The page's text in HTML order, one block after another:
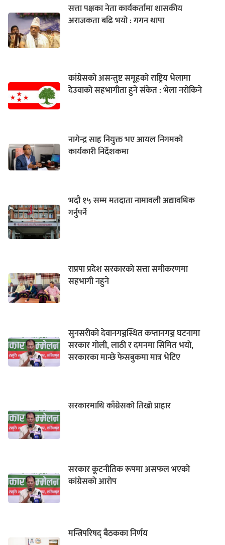
सत्ता पक्षका नेता कार्यकर्तामा शासकीय
अराजकता बढि भयो : गगन थापा
कांग्रेसको असन्तुष्ट समूहको राष्ट्रिय भेलामा
देउवाको सहभागीता हुने संकेत : भेला नरोकिने
नागेन्द्र साह नियुक्त भए आयल निगमको
कार्यकारी निर्देशकमा
भदौ १५ सम्म मतदाता नामावली अद्यावधिक
गर्नुपर्ने
राप्रपा प्रदेश सरकारको सत्ता समीकरणमा
सहभागी नहुने
सुनसरीको देवानगञ्जस्थित कप्तानगञ्ज घटनामा
सरकार गोली, लाठी र दमनमा सिमित भयो,
सरकारका मान्छे फेसबुकमा मात्र भेटिए
सरकारमाथि काँग्रेसको तिखो प्राहार
सरकार कूटनीतिक रूपमा असफल भएको
कांग्रेसको आरोप
मन्त्रिपरिषद् बैठकका निर्णय